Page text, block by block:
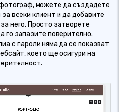
можете да създадете
всеки клиент и да добавите
него. Просто затворете
го запазите поверително.
с пароли няма да се показват
което ще осигури на